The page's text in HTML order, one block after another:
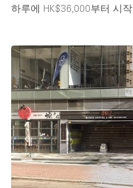
하루에 HK$36,000부터 시작